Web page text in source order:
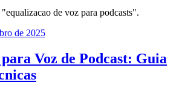
de voz para podcasts".
de 2025
Voz de Podcast: Guia